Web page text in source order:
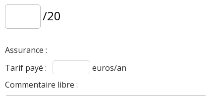
/20
Assurance :
Tarif payé :
euros/an
Commentaire libre :